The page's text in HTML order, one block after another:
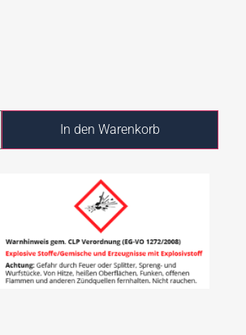
In den Warenkorb